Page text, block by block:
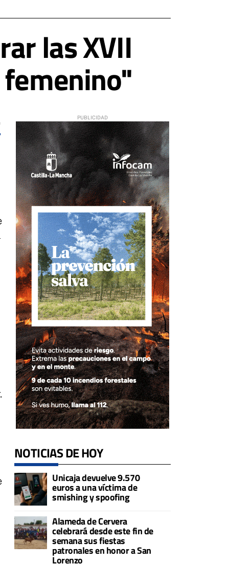
las XVII
NOTICIAS DE HOY
Unicaja devuelve 9.570
euros a una víctima de
smishing y spoofing
Alameda de Cervera
celebrará desde este fin de
semana sus fiestas
patronales en honor a San
Lorenzo